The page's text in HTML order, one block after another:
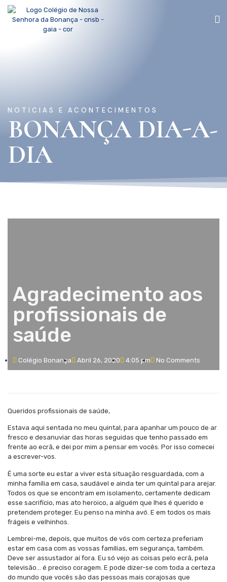
NOTICIAS E ACONTECIMENTOS
BONANÇA DIA-A-
DIA
Agradecimento aos
profissionais de
saúde
Colégio Bonança Abril 26, 2020 4:05 pm No Comments
Queridos profissionais de saúde,
Estava aqui sentada no meu quintal, para apanhar um pouco de ar
fresco e desanuviar das horas seguidas que tenho passado em
frente ao ecrã, e dei por mim a pensar em vocês. Por isso comecei
a escrever-vos.
É uma sorte eu estar a viver esta situação resguardada, com a
minha família em casa, saudável e ainda ter um quintal para arejar.
Todos os que se encontram em isolamento, certamente dedicam
esse sacrifício, mas ato heroico, a alguém que lhes é querido e
pretendem proteger. Eu penso na minha avó. E em todos os mais
frágeis e velhinhos.
Lembrei-me, depois, que muitos de vós com certeza preferiam
estar em casa com as vossas famílias, em segurança, também.
Deve ser assustador aí fora. Eu só vejo as coisas pelo ecrã, pela
televisão… é preciso coragem. E pode dizer-se com toda a certeza
do mundo que vocês são das pessoas mais corajosas que